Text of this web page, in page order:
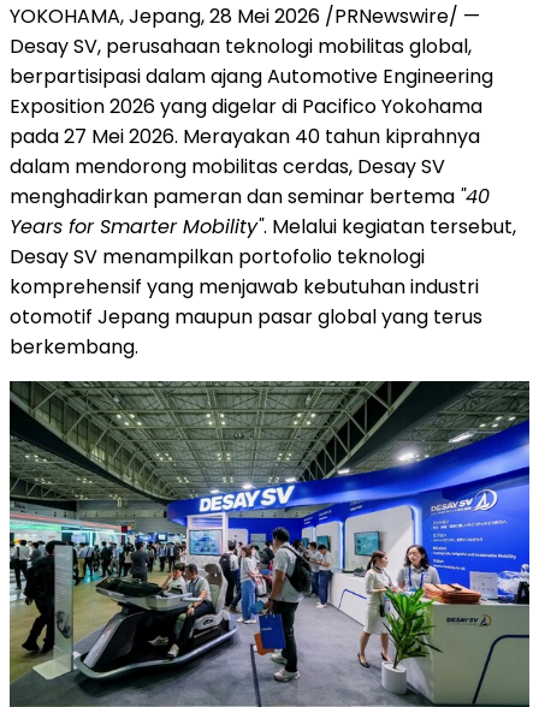
YOKOHAMA, Jepang, 28 Mei 2026 /PRNewswire/ —
Desay SV, perusahaan teknologi mobilitas global,
berpartisipasi dalam ajang Automotive Engineering
Exposition 2026 yang digelar di Pacifico Yokohama
pada 27 Mei 2026. Merayakan 40 tahun kiprahnya
dalam mendorong mobilitas cerdas, Desay SV
menghadirkan pameran dan seminar bertema "40
Years for Smarter Mobility". Melalui kegiatan tersebut,
Desay SV menampilkan portofolio teknologi
komprehensif yang menjawab kebutuhan industri
otomotif Jepang maupun pasar global yang terus
berkembang.